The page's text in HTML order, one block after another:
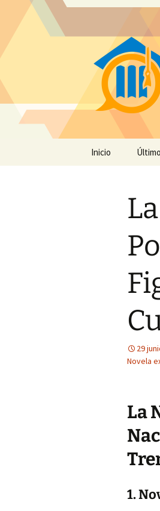
Inicio
29
Novela
La
1.